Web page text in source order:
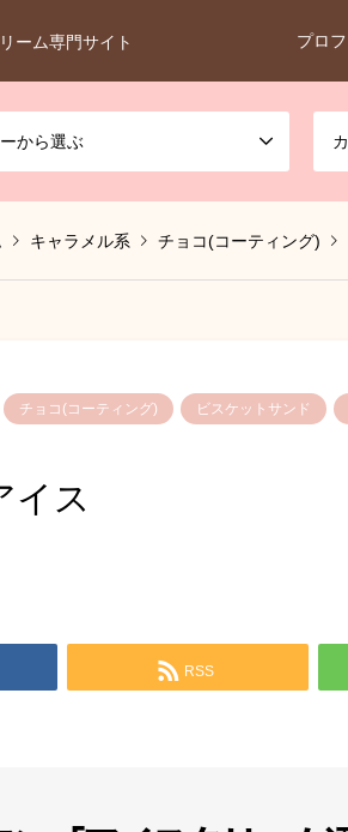
ーム専門サイト プロ
から選ぶ
キャラメル系 チョコ(コーティング)
チョコ(コーティング) ビスケットサンド
イス
RSS